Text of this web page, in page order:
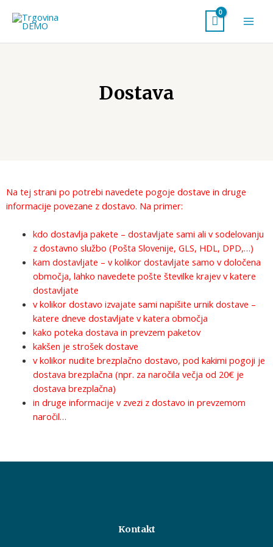
Dostava
Na tej strani po potrebi navedete pogoje dostave in druge
informacije povezane z dostavo. Na primer:
kdo dostavlja pakete – dostavljate sami ali v sodelovanju
z dostavno službo (Pošta Slovenije, GLS, HDL, DPD,…)
kam dostavljate – v kolikor dostavljate samo v določena
območja, lahko navedete pošte številke krajev v katere
dostavljate
v kolikor dostavo izvajate sami napišite urnik dostave –
katere dneve dostavljate v katera območja
kako poteka dostava in prevzem paketov
kakšen je strošek dostave
v kolikor nudite brezplačno dostavo, pod kakimi pogoji je
dostava brezplačna (npr. za naročila večja od 20€ je
dostava brezplačna)
in druge informacije v zvezi z dostavo in prevzemom
naročil…
Kontakt